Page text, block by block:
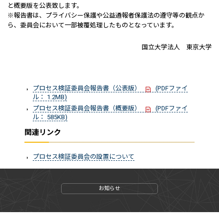
と概要版を公表致します。
※報告書は、プライバシー保護や公益通報者保護法の遵守等の観点か
ら、委員会において一部被覆処理したものとなっています。
国立大学法人 東京大学
プロセス検証委員会報告書（公表版）
(PDFファイ
ル： 1.2MB)
プロセス検証委員会報告書（概要版）
(PDFファイ
ル： 585KB)
関連リンク
プロセス検証委員会の設置について
お知らせ